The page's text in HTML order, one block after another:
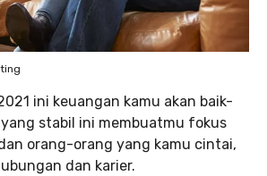
ini keuangan kamu akan baik-
yang stabil ini membuatmu fokus
orang-orang yang kamu cintai,
dan karier.